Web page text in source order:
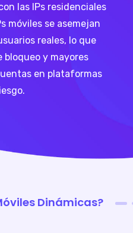
las IPs residenciales
móviles se asemejan
reales, lo que
bloqueo y mayores
en plataformas
Dinámicas?